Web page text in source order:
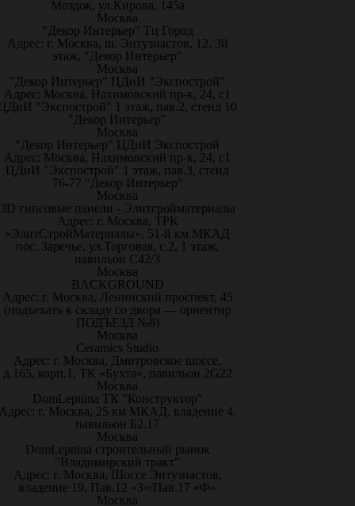
Моздок, ул.Кирова, 145а
Москва
"Декор Интерьер" Тц Город
Адрес: г. Москва, ш. Энтузиастов, 12, 3й
этаж, "Декор Интерьер"
Москва
"Декор Интерьер" ЦДиИ "Экспострой"
Адрес: Москва, Нахимовский пр-к, 24, с1
"Экспострой" 1 этаж, пав.2, стенд 10
"Декор Интерьер"
Москва
"Декор Интерьер" ЦДиИ Экспострой
Адрес: Москва, Нахимовский пр-к, 24, с1
ЦДиИ "Экспострой" 1 этаж, пав.3, стенд
76-77 "Декор Интерьер"
Москва
3D гипсовые панели - Элитсройматериалы
Адрес: г. Москва, ТРК
«ЭлитСтройМатериалы», 51-й км МКАД
пос. Заречье, ул.Торговая, с.2, 1 этаж,
павильон С42/3
Москва
BACKGROUND
Адрес: г. Москва, Ленинский проспект, 45
(подъехать к складу со двора — ориентир
ПОДЪЕЗД №8)
Москва
Ceramics Studio
Адрес: г. Москва, Дмитровское шоссе,
д.165, корп.1, ТК «Бухта», павильон 2G22
Москва
DomLepnina ТК "Конструктор"
г. Москва, 25 км МКАД, владение 4,
павильон Б2.17
Москва
DomLepnina строительный рынок
"Владимирский тракт"
Адрес: г. Москва, Шоссе Энтузиастов,
владение 19, Пав.12 «З»/Пав.17 «Ф»
Москва